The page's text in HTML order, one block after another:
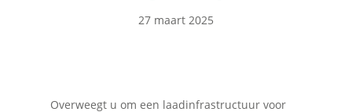
27 maart 2025
Overweegt u om een laadinfrastructuur voor